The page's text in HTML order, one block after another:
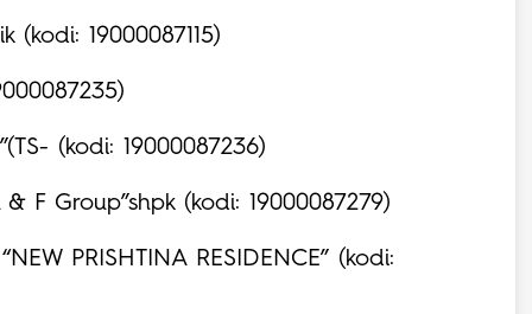
(kodi: 19000087115)
(kodi: 19000087236)
F Group”shpk (kodi: 19000087279)
PRISHTINA RESIDENCE” (kodi: